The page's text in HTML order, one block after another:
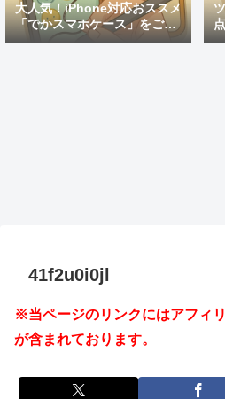
大人気！iPhone対応おススメ
「でかスマホケース」をご紹
介
ン
41f2u0i0jl
※当ページのリンクにはアフィ
が含まれております。